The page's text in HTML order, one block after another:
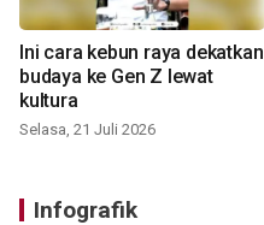
Ini cara kebun raya dekatkan
budaya ke Gen Z lewat
kultura
Selasa, 21 Juli 2026
Infografik